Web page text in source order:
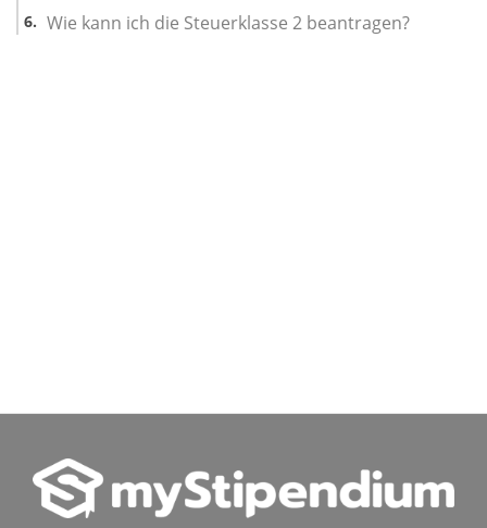
Wie kann ich die Steuerklasse 2 beantragen?